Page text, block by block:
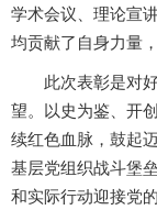
学术会议、理论宣
均贡献了自身力量
此次表彰是对
望。以史为鉴、开
续红色血脉，鼓起
基层党组织战斗堡
和实际行动迎接党